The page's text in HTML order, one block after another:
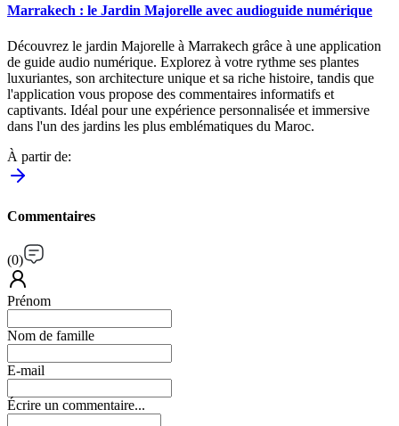
Marrakech : le Jardin Majorelle avec audioguide numérique
Découvrez le jardin Majorelle à Marrakech grâce à une application
de guide audio numérique. Explorez à votre rythme ses plantes
luxuriantes, son architecture unique et sa riche histoire, tandis que
l'application vous propose des commentaires informatifs et
captivants. Idéal pour une expérience personnalisée et immersive
dans l'un des jardins les plus emblématiques du Maroc.
À partir de:
Commentaires
(0)
Prénom
Nom de famille
E-mail
Écrire un commentaire...